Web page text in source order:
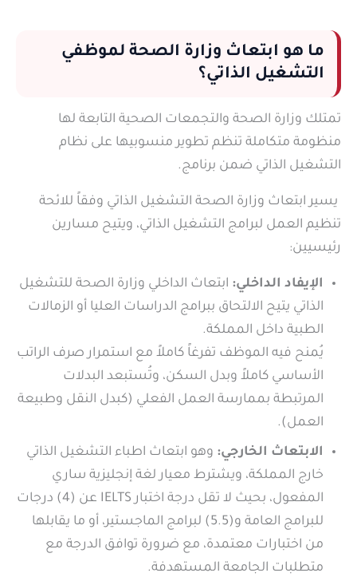
ما هو ابتعاث وزارة الصحة لموظفي
التشغيل الذاتي؟
تمتلك وزارة الصحة والتجمعات الصحية التابعة لها
منظومة متكاملة تنظم تطوير منسوبيها على نظام
التشغيل الذاتي ضمن برنامج.
يسير ابتعاث وزارة الصحة التشغيل الذاتي وفقاً للائحة
تنظيم العمل لبرامج التشغيل الذاتي، ويتيح مسارين
رئيسيين:
الإيفاد الداخلي: ابتعاث الداخلي وزارة الصحة للتشغيل
الذاتي يتيح الالتحاق ببرامج الدراسات العليا أو الزمالات
الطبية داخل المملكة.
يُمنح فيه الموظف تفرغاً كاملاً مع استمرار صرف الراتب
الأساسي كاملاً وبدل السكن، وتُستبعد البدلات
المرتبطة بممارسة العمل الفعلي (كبدل النقل وطبيعة
العمل).
الابتعاث الخارجي: وهو ابتعاث اطباء التشغيل الذاتي
خارج المملكة، ويشترط معيار لغة إنجليزية ساري
المفعول، بحيث لا تقل درجة اختبار IELTS عن (4) درجات
للبرامج العامة و(5.5) لبرامج الماجستير، أو ما يقابلها
من اختبارات معتمدة، مع ضرورة توافق الدرجة مع
متطلبات الجامعة المستهدفة.